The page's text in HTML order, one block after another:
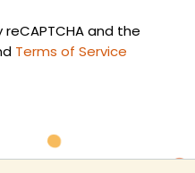
and the
Terms of Service